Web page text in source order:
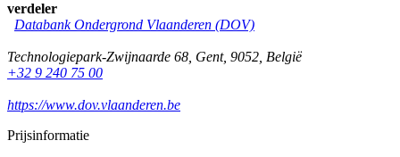
verdeler
Databank Ondergrond Vlaanderen (DOV)
Technologiepark-Zwijnaarde 68, Gent, 9052, België
+32 9 240 75 00
https://www.dov.vlaanderen.be
Prijsinformatie